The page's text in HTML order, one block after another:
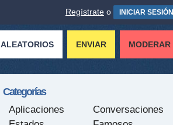
Regístrate o INICIAR SESIÓN
ALEATORIOS ENVIAR MODERAR
Categorías
Aplicaciones
Conversaciones